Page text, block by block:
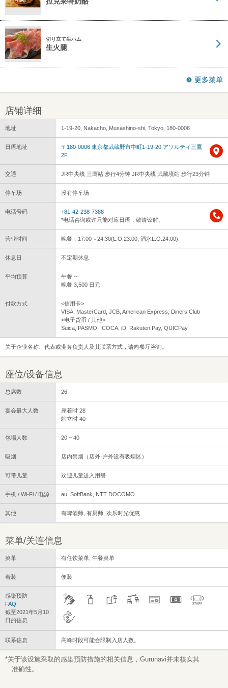
切り立て生ハム
生火腿
更多菜单
店铺详细
地址 1-19-20, Nakacho, Musashino-shi, Tokyo, 180-0006
日语地址
〒180-0006 東京都武蔵野市中町1-19-20 アソルティ三鷹
2F
交通 JR中央线 三鹰站 步行4分钟 JR中央线 武藏境站 步行23分钟
停车场 没有停车场
电话号码
+81-42-238-7388
*电话咨询或许只能对应日语，敬请谅解。
营业时间 晚餐：17:00～24:30(L.O.23:00, 酒水L.O.24:00)
休息日 不定期休息
平均预算
午餐 --
晚餐 3,500 日元
付款方式
<信用卡>
VISA, MasterCard, JCB, American Express, Diners Club
<电子货币 / 其他>
Suica, PASMO, ICOCA, iD, Rakuten Pay, QUICPay
关于企业名称、代表或业务负责人及其联系方式，请向餐厅咨询。
座位/设备信息
总席数 26
宴会最大人数
座着时 28
站立时 40
包場人数 20 ~ 40
吸烟 店内禁烟（店外·户外设有吸烟区）
可带儿童 欢迎儿童进入用餐
手机 / Wi-Fi / 电源 au, SoftBank, NTT DOCOMO
其他 有啤酒师, 有厨师, 欢乐时光优惠
菜单/关连信息
菜单 有任饮菜单, 午餐菜单
着装 便装
感染预防
FAQ
截至2021年5月10
日的信息
联系信息 高峰时段可能会限制入店人数。
*关于该设施采取的感染预防措施的相关信息，Gurunavi并未核实其
准确性。